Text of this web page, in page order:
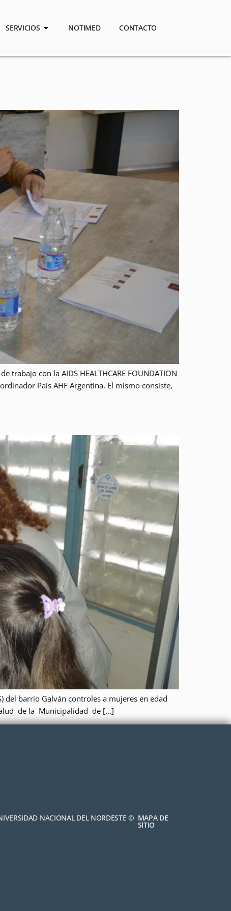
SERVICIOS NOTIMED CONTACTO
con la AIDS HEALTHCARE FOUNDATION
País AHF Argentina. El mismo consiste,
del barrio Galván controles a mujeres en edad
de la Municipalidad de […]
NACIONAL DEL NORDESTE © MAPA DE
SITIO